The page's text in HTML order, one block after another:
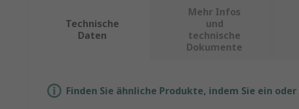
Technische
Daten
Mehr Infos
und
technische
Dokumente
Finden Sie ähnliche Produkte, indem Sie ein